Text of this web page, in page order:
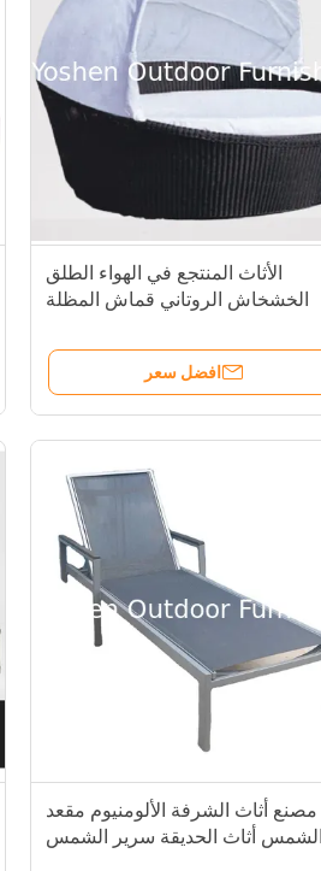
الأثاث المنتجع في الهواء الطلق
الخشخاش الروتاني قماش المظلة
الألومنيوم سرير الشمس حمام
سباحة--6015افضل سعر
مصنع أثاث الشرفة الألومنيوم مقعد
الشمس أثاث الحديقة سرير الشمس